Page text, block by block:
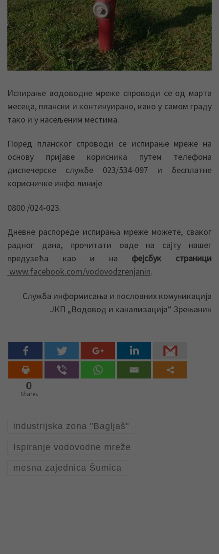
Испирање водоводне мреже спроводи се од марта
месеца, плански и континуирано, како у самом граду
тако и у насељеним местима.
Поред планског спроводи се испирање мреже на
основу пријаве корисника путем телефона
диспечерске службе 023/534-097 и бесплатне
корисничке инфо линије
0800 /024-023.
Дневне распореде испирања мреже можете, сваког
радног дана, прочитати овде на сајту нашег
предузећа као и на фејсбук страници
www.facebook.com/vodovodzrenjanin.
Служба информисања и пословних комуникација
ЈКП „Водовод и канализација“ Зрењанин
0
Shares
industrijska zona "Bagljaš"
Ispiranje vodovodne mreže
mesna zajednica Šumica